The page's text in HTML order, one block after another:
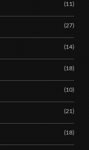
(11)
(27)
(14)
(18)
(10)
(21)
(18)